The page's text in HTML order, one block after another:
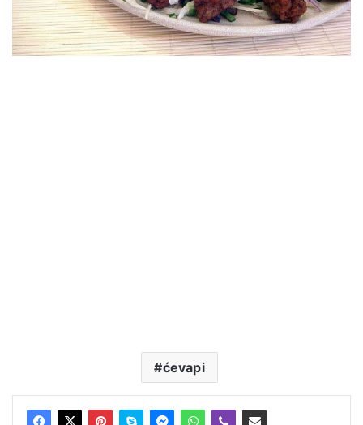
ćevapi